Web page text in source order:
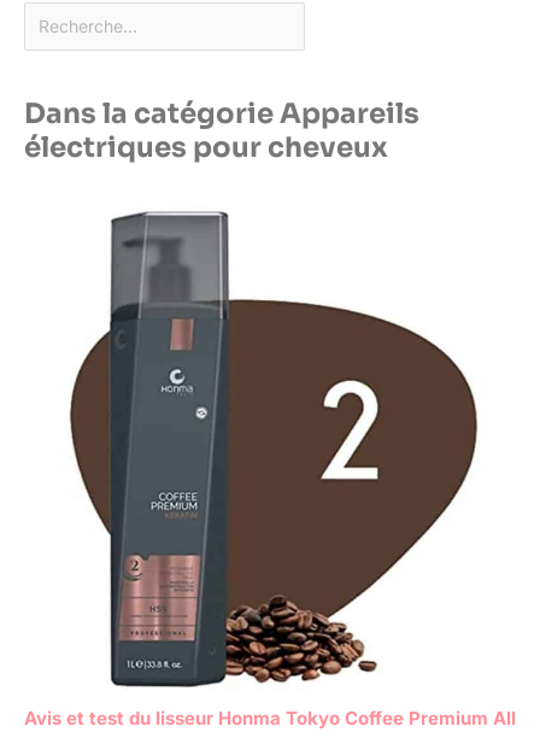
Dans la catégorie Appareils
électriques pour cheveux
Avis et test du lisseur Honma Tokyo Coffee Premium All